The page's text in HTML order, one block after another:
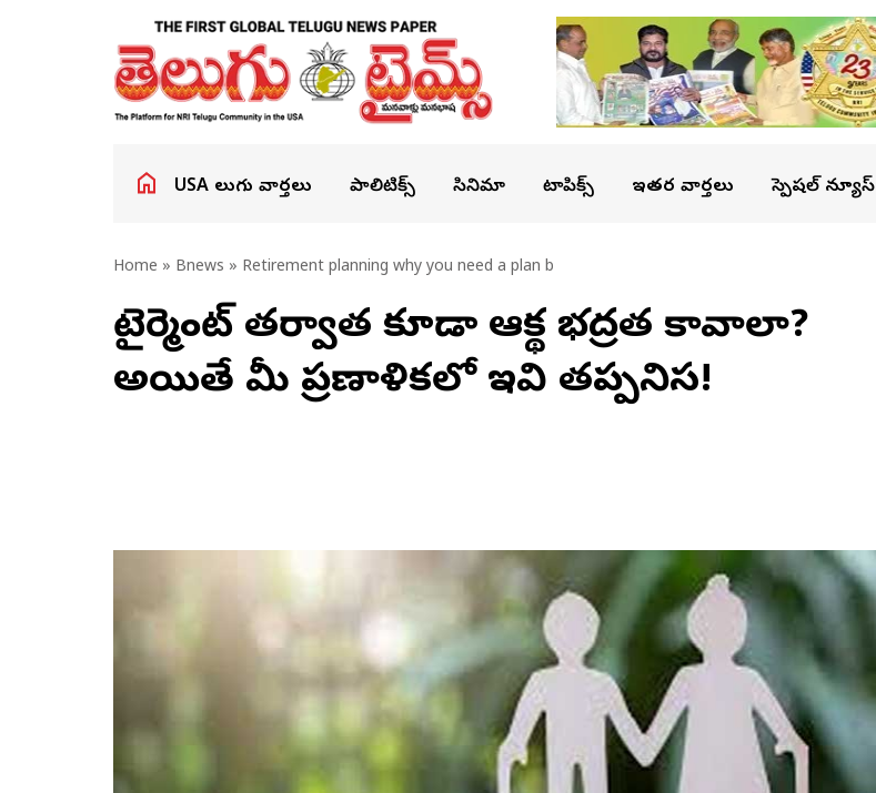
USA తెలుగు వార్తలు పాలిటిక్స్ సినిమా టాపిక్స్ ఇతర వార్తలు స్పెషల్ న్యూస్
Home » Bnews » Retirement planning why you need a plan b
రిటైర్మెంట్ తర్వాత కూడా ఆర్థిక భద్రత కావాలా?
అయితే మీ ప్రణాళికలో ఇవి తప్పనిసరి!